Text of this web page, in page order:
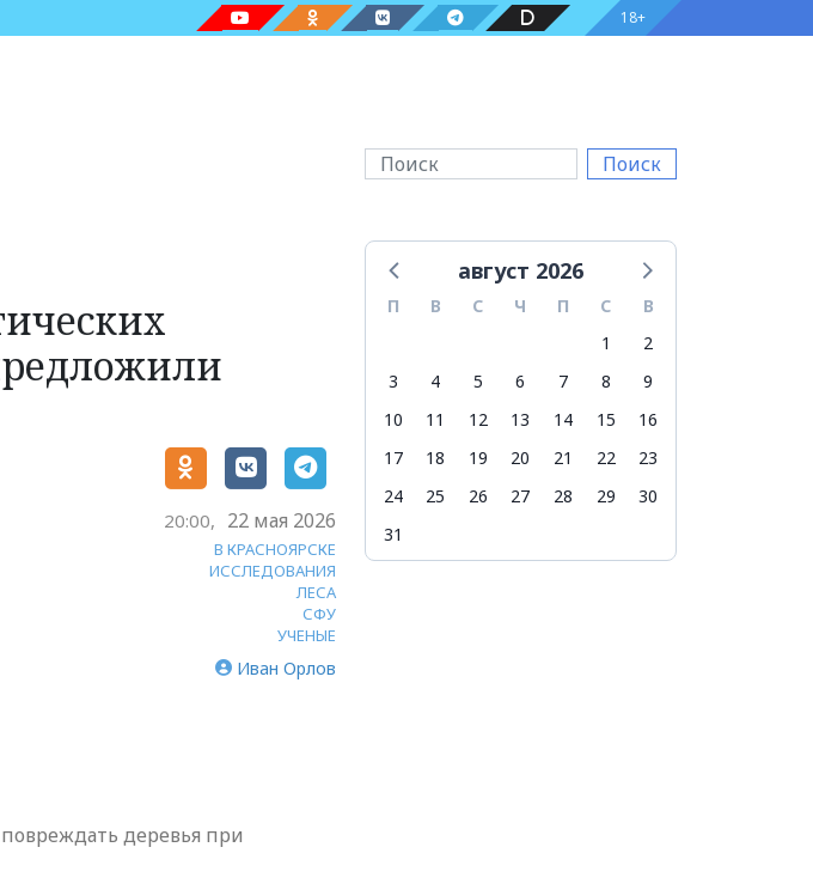
18+
Поиск
20:00, 22 мая 2026
В КРАСНОЯРСКЕ
ИССЛЕДОВАНИЯ
ЛЕСА
СФУ
УЧЕНЫЕ
Иван Орлов
деревья при
август 2026
П В С Ч П С
В
1
2
3
4 5 6 7 8
9
10
11 12 13 14 15
16
17
18 19 20 21 22
23
24
25 26 27 28 29
30
31